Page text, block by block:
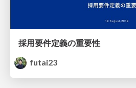
採用要件定義の重要性
futai23